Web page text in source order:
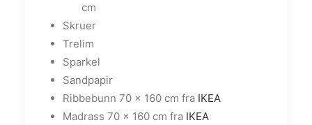
cm
Skruer
Trelim
Sparkel
Sandpapir
Ribbebunn 70 x 160 cm fra IKEA
Madrass 70 x 160 cm fra IKEA